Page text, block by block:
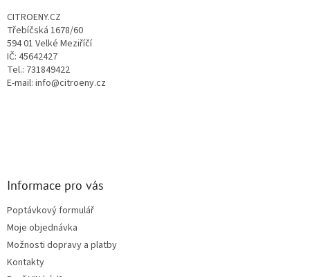
CITROENY.CZ
Třebíčská 1678/60
594 01 Velké Meziříčí
IČ: 45642427
Tel.: 731849422
E-mail: info@citroeny.cz
Informace pro vás
Poptávkový formulář
Moje objednávka
Možnosti dopravy a platby
Kontakty